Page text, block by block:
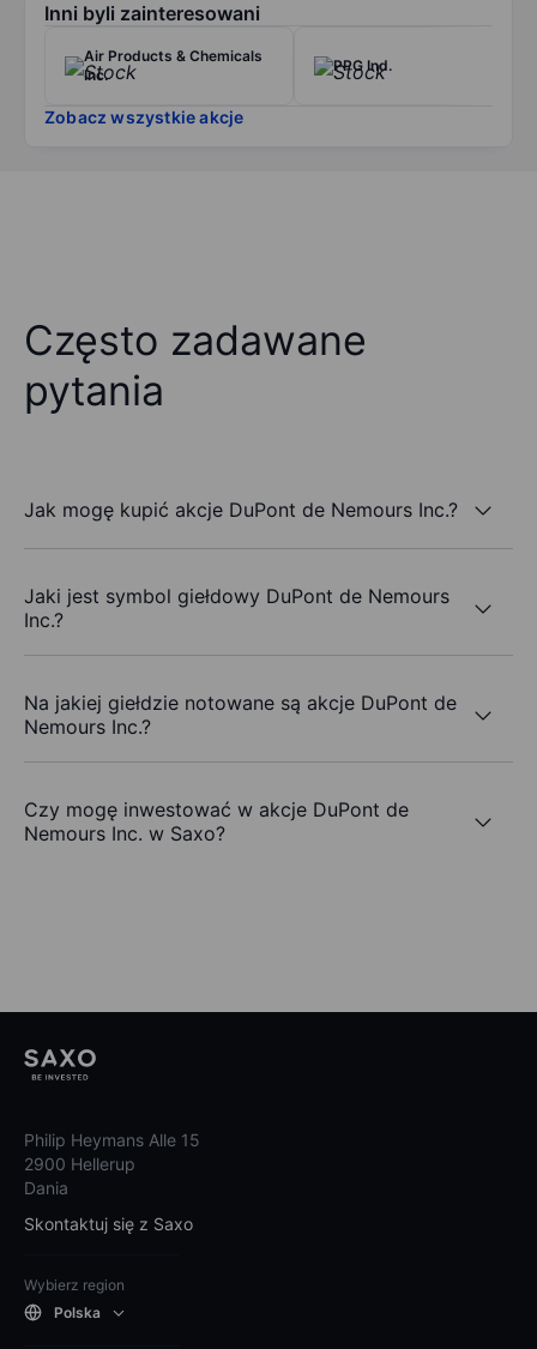
Inni byli zainteresowani
Air Products & Chemicals
Inc.
PPG Ind.
Zobacz wszystkie akcje
Często zadawane
pytania
Jak mogę kupić akcje DuPont de Nemours Inc.?
Jaki jest symbol giełdowy DuPont de Nemours
Inc.?
Na jakiej giełdzie notowane są akcje DuPont de
Nemours Inc.?
Czy mogę inwestować w akcje DuPont de
Nemours Inc. w Saxo?
Philip Heymans Alle 15
2900 Hellerup
Dania
Skontaktuj się z Saxo
Wybierz region
Polska